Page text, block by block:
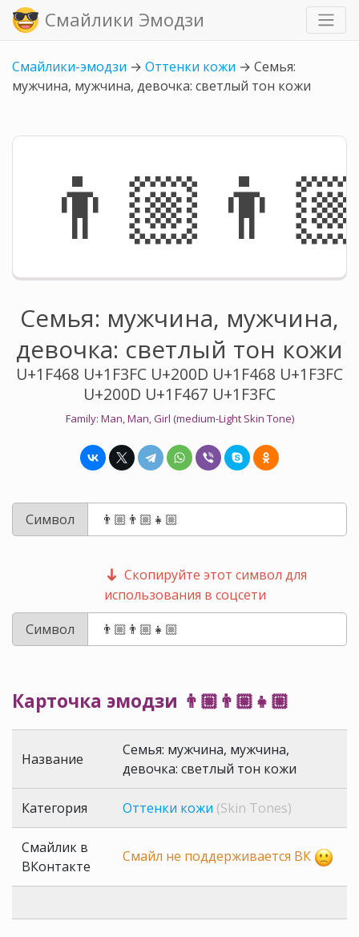
Смайлики Эмодзи
Смайлики-эмодзи → Оттенки кожи → Семья:
мужчина, мужчина, девочка: светлый тон кожи
Семья: мужчина, мужчина,
девочка: светлый тон кожи
U+1F468 U+1F3FC U+200D U+1F468 U+1F3FC
U+200D U+1F467 U+1F3FC
Family: Man, Man, Girl (medium-Light Skin Tone)
Символ
Скопируйте этот символ для
использования в соцсети
Символ
Карточка эмодзи 👨🏼‍👨🏼‍👧🏼
Название
Семья: мужчина, мужчина,
девочка: светлый тон кожи
Категория Оттенки кожи (Skin Tones)
Смайлик в
ВКонтакте
Смайл не поддерживается ВК